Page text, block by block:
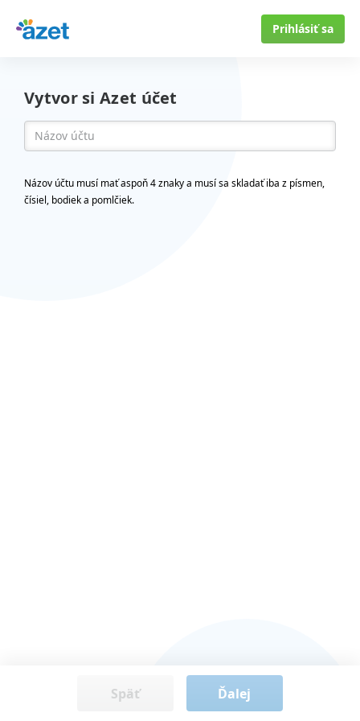
Prihlásiť sa
Vytvor si Azet účet
Názov účtu musí mať aspoň 4 znaky a musí sa skladať iba z písmen,
čísiel, bodiek a pomlčiek.